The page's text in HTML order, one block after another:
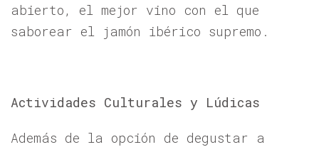
abierto, el mejor vino con el que
saborear el jamón ibérico supremo.
Actividades Culturales y Lúdicas
Además de la opción de degustar a